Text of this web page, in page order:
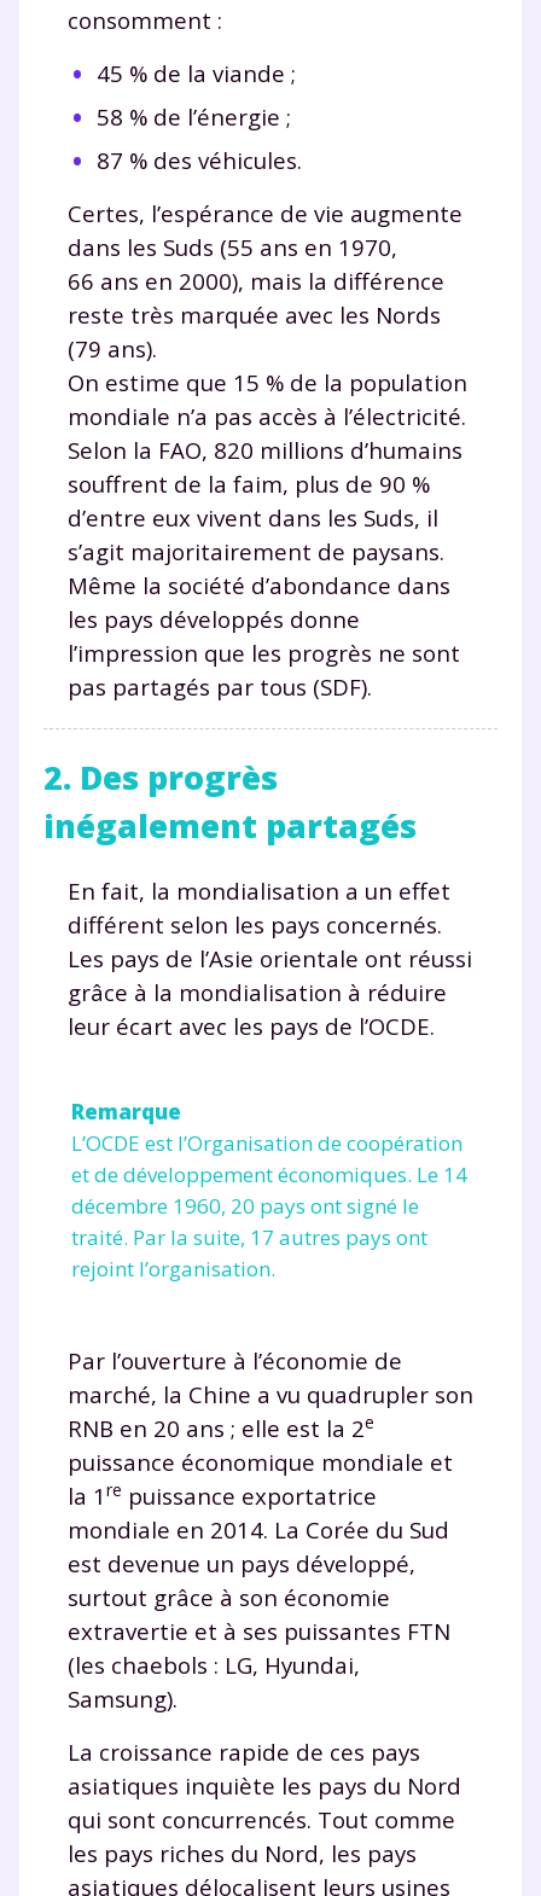
consomment :
45 % de la viande ;
58 % de l’énergie ;
87 % des véhicules.
Certes, l’espérance de vie augmente
dans les Suds (55 ans en 1970,
66 ans en 2000), mais la différence
reste très marquée avec les Nords
(79 ans).
On estime que 15 % de la population
mondiale n’a pas accès à l’électricité.
Selon la FAO, 820 millions d’humains
souffrent de la faim, plus de 90 %
d’entre eux vivent dans les Suds, il
s’agit majoritairement de paysans.
Même la société d’abondance dans
les pays développés donne
l’impression que les progrès ne sont
pas partagés par tous (SDF).
2. Des progrès
inégalement partagés
En fait, la mondialisation a un effet
différent selon les pays concernés.
Les pays de l’Asie orientale ont réussi
grâce à la mondialisation à réduire
leur écart avec les pays de l’OCDE.
Remarque
L’OCDE est l’Organisation de coopération
et de développement économiques. Le 14
décembre 1960, 20 pays ont signé le
traité. Par la suite, 17 autres pays ont
rejoint l’organisation.
Par l’ouverture à l’économie de
marché, la Chine a vu quadrupler son
RNB en 20 ans ; elle est la 2e
puissance économique mondiale et
la 1 re puissance exportatrice
mondiale en 2014. La Corée du Sud
est devenue un pays développé,
surtout grâce à son économie
extravertie et à ses puissantes FTN
(les chaebols : LG, Hyundai,
Samsung).
La croissance rapide de ces pays
asiatiques inquiète les pays du Nord
qui sont concurrencés. Tout comme
les pays riches du Nord, les pays
asiatiques délocalisent leurs usines
Envie de progresser
et de réussir votre
année scolaire ?
Testez gratuitement
pendant 24h notre
plateforme de soutien
Fiches de cours et vidéos, exercices
corrigés,podcasts de révisions
Unespace dédié aux parentspour
suivre les progrès